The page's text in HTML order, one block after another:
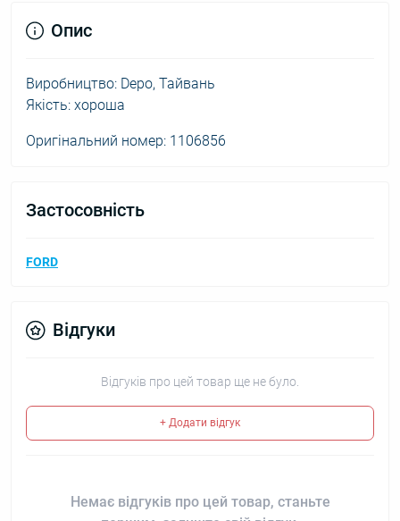
Опис
Виробництво: Depo, Тайвань
Якість: хороша
Оригінальний номер: 1106856
Застосовність
FORD
Відгуки
Відгуків про цей товар ще не було.
+ Додати відгук
Немає відгуків про цей товар, станьте